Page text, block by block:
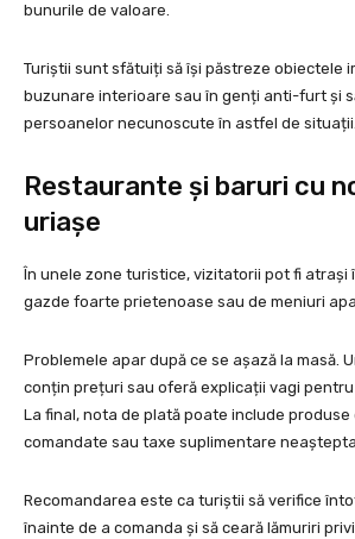
bunurile de valoare.
Turiștii sunt sfătuiți să își păstreze obiectele
buzunare interioare sau în genți anti-furt și
persoanelor necunoscute în astfel de situații.
Restaurante și baruri cu
uriașe
În unele zone turistice, vizitatorii pot fi atrași
gazde foarte prietenoase sau de meniuri
Problemele apar după ce se așază la masă.
conțin prețuri sau oferă explicații vagi
La final, nota de plată poate include
comandate sau taxe suplimentare
Recomandarea este ca turiștii să verifice
înainte de a comanda și să ceară lămuriri